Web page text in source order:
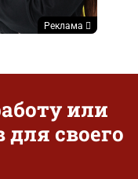
Реклама
или
своего